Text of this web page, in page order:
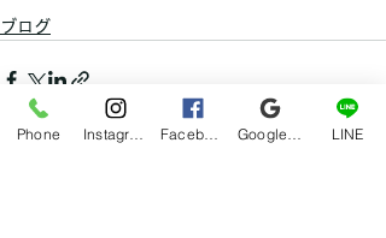
ブログ
Phone LINE